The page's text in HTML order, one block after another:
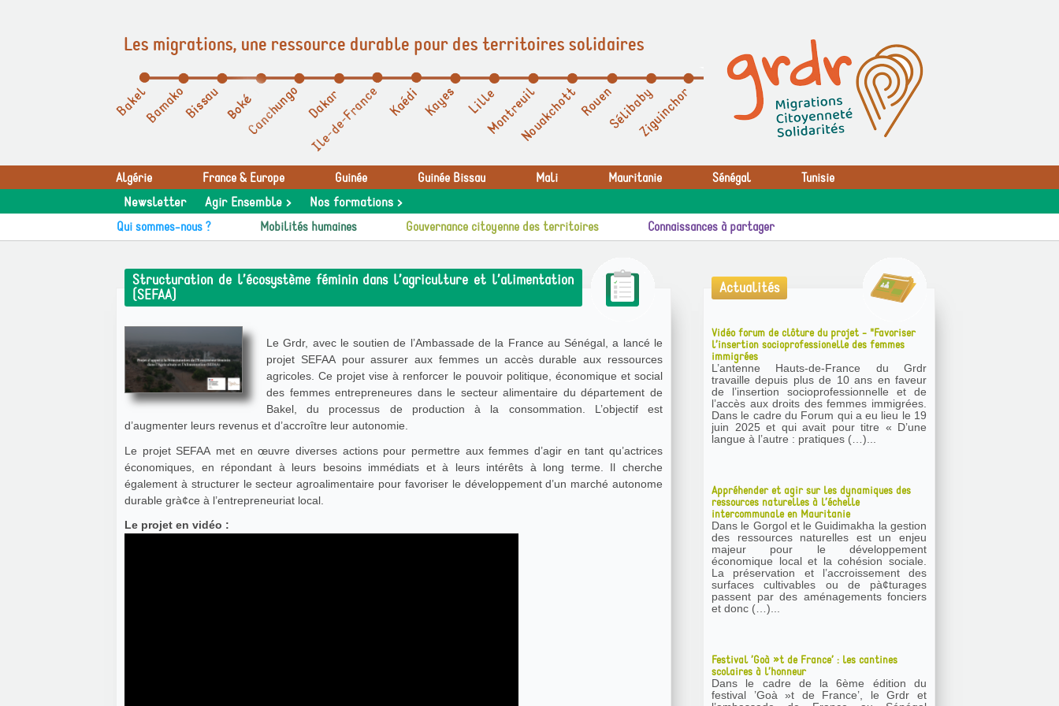
Les migrations, une ressource durable pour des territoires solidaires
Algérie France & Europe Guinée Guinée Bissau Mali Mauritanie Sénégal Tunisie
Newsletter Agir Ensemble > Nos formations >
Qui sommes-nous ? Mobilités humaines Gouvernance citoyenne des territoires Connaissances à partager
Structuration de l’écosystème féminin dans l’agriculture et l’alimentation
(SEFAA)
Le Grdr, avec le soutien de l’Ambassade de la France au Sénégal, a lancé le
projet SEFAA pour assurer aux femmes un accès durable aux ressources
agricoles. Ce projet vise à renforcer le pouvoir politique, économique et social
des femmes entrepreneures dans le secteur alimentaire du département de
Bakel, du processus de production à la consommation. L’objectif est
d’augmenter leurs revenus et d’accroître leur autonomie.
Le projet SEFAA met en œuvre diverses actions pour permettre aux femmes d’agir en tant qu’actrices
économiques, en répondant à leurs besoins immédiats et à leurs intérêts à long terme. Il cherche
également à structurer le secteur agroalimentaire pour favoriser le développement d’un marché autonome
durable grà¢ce à l’entrepreneuriat local.
Le projet en vidéo :
Actualités
Vidéo forum de clôture du projet - "Favoriser
l’insertion socioprofessionelle des femmes
immigrées
L’antenne Hauts-de-France du Grdr
travaille depuis plus de 10 ans en faveur
de l’insertion socioprofessionnelle et de
l’accès aux droits des femmes immigrées.
Dans le cadre du Forum qui a eu lieu le 19
juin 2025 et qui avait pour titre « D’une
langue à l’autre : pratiques (…)...
Appréhender et agir sur les dynamiques des
ressources naturelles à l’échelle
intercommunale en Mauritanie
Dans le Gorgol et le Guidimakha la gestion
des ressources naturelles est un enjeu
majeur pour le développement
économique local et la cohésion sociale.
La préservation et l’accroissement des
surfaces cultivables ou de pà¢turages
passent par des aménagements fonciers
et donc (…)...
Festival ’Goà »t de France’ : les cantines
scolaires à l’honneur
Dans le cadre de la 6ème édition du
festival ’Goà »t de France’, le Grdr et